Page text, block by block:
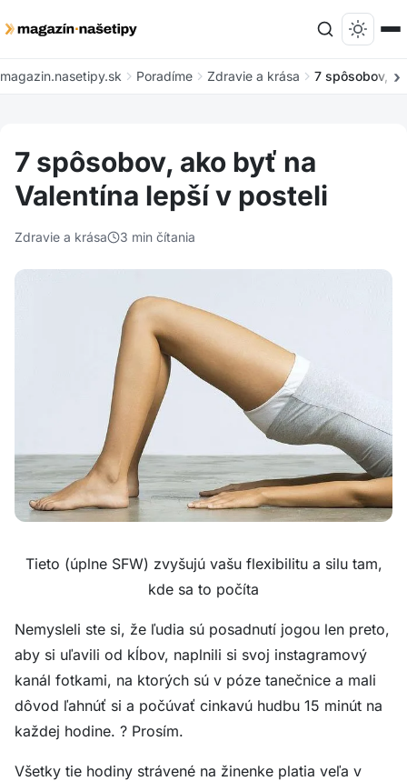
magazin.nasetipy.sk Poradíme Zdravie a krása 7 spôsobov,
7 spôsobov, ako byť na
Valentína lepší v posteli
Zdravie a krása 3 min čítania
Tieto (úplne SFW) zvyšujú vašu flexibilitu a silu tam,
kde sa to počíta
Nemysleli ste si, že ľudia sú posadnutí jogou len preto,
aby si uľavili od kĺbov, naplnili si svoj instagramový
kanál fotkami, na ktorých sú v póze tanečnice a mali
dôvod ľahnúť si a počúvať cinkavú hudbu 15 minút na
každej hodine. ? Prosím.
Všetky tie hodiny strávené na žinenke platia veľa v